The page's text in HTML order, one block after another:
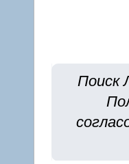
Поиск